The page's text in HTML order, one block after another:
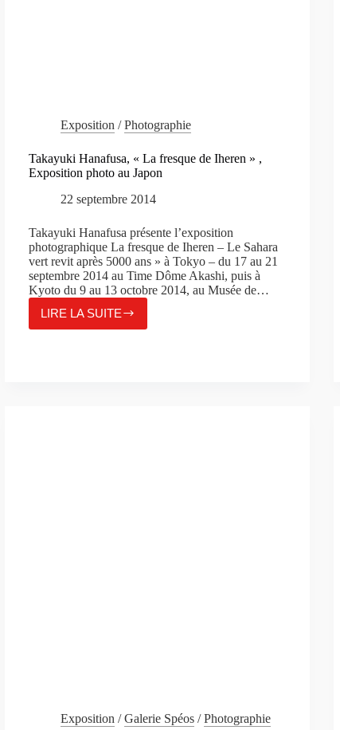
Exposition /Photographie
Takayuki Hanafusa, « La fresque de Iheren » ,
Exposition photo au Japon
22 septembre 2014
Takayuki Hanafusa présente l’exposition
photographique La fresque de Iheren – Le Sahara
vert revit après 5000 ans » à Tokyo – du 17 au 21
septembre 2014 au Time Dôme Akashi, puis à
Kyoto du 9 au 13 octobre 2014, au Musée de…
LIRE LA SUITE
TAKAYUKI
HANAFUSA,
Exposition /Galerie Spéos /Photographie